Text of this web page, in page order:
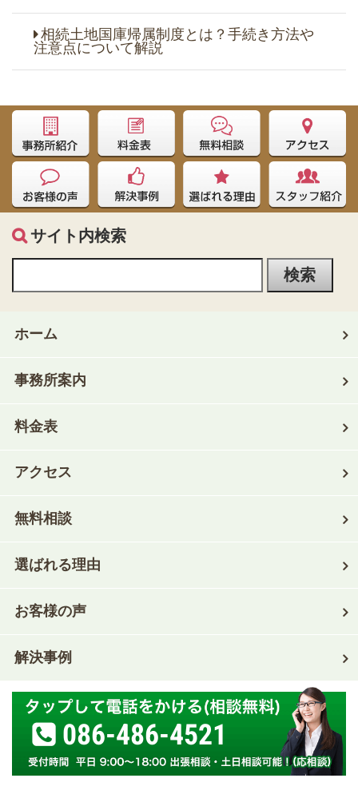
相続土地国庫帰属制度とは？手続き方法や
注意点について解説
サイト内検索
ホーム
事務所案内
料金表
アクセス
無料相談
選ばれる理由
お客様の声
解決事例
086-486-4521